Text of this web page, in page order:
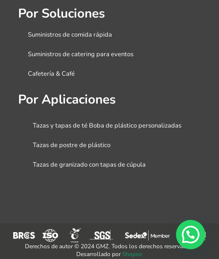
Por Soluciones
Suministros de comida rápida
Suministros de catering para eventos
Cafetería & Café
Por Aplicaciones
Tazas y tapas de té Boba de plástico personalizadas
Tazas de postre de plástico
Tazas de granizado con tapas de cúpula
Derechos de autor © 2024 GMZ. Todos los derechos reservados.
Desarrollado por Shopeo